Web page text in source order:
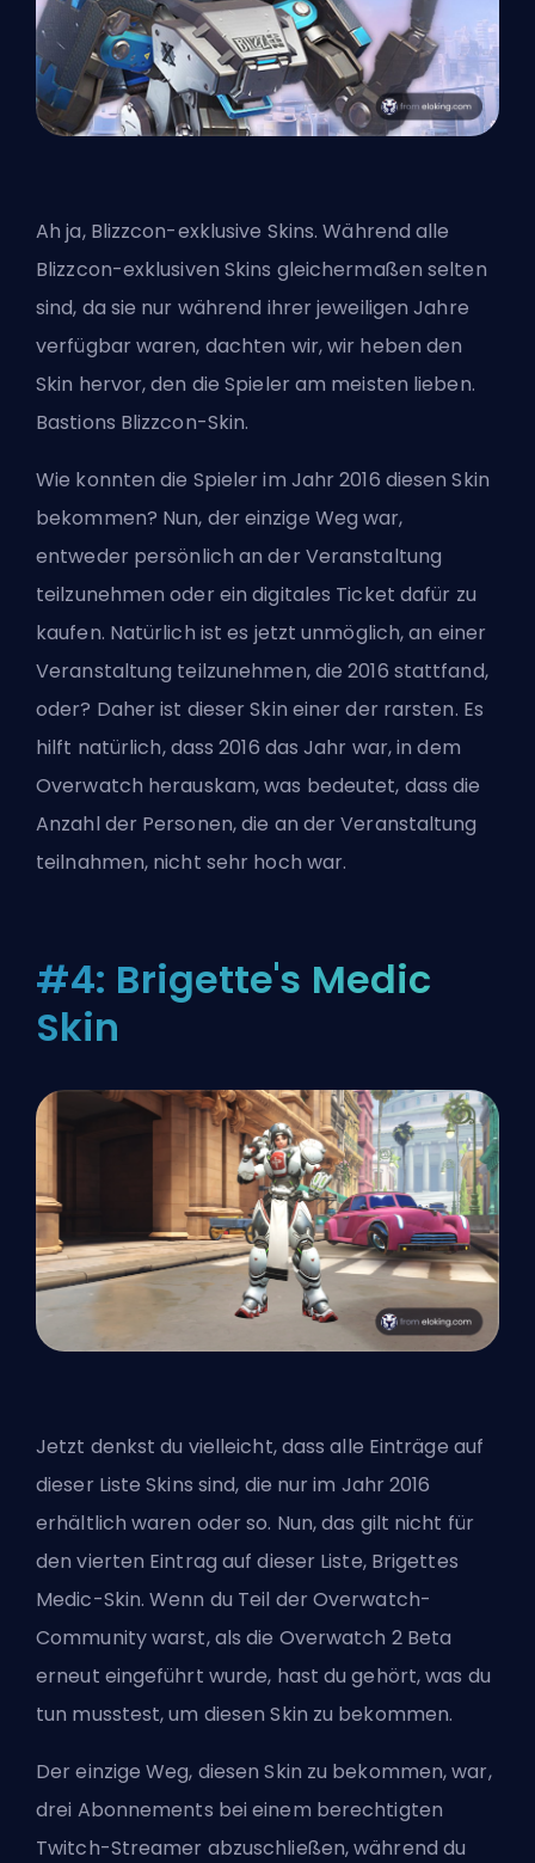
Ah ja, Blizzcon-exklusive Skins. Während alle
Blizzcon-exklusiven Skins gleichermaßen selten
sind, da sie nur während ihrer jeweiligen Jahre
verfügbar waren, dachten wir, wir heben den
Skin hervor, den die Spieler am meisten lieben.
Bastions Blizzcon-Skin.
Wie konnten die Spieler im Jahr 2016 diesen Skin
bekommen? Nun, der einzige Weg war,
entweder persönlich an der Veranstaltung
teilzunehmen oder ein digitales Ticket dafür zu
kaufen. Natürlich ist es jetzt unmöglich, an einer
Veranstaltung teilzunehmen, die 2016 stattfand,
oder? Daher ist dieser Skin einer der rarsten. Es
hilft natürlich, dass 2016 das Jahr war, in dem
Overwatch herauskam, was bedeutet, dass die
Anzahl der Personen, die an der Veranstaltung
teilnahmen, nicht sehr hoch war.
#4: Brigette's Medic
Skin
Jetzt denkst du vielleicht, dass alle Einträge auf
dieser Liste Skins sind, die nur im Jahr 2016
erhältlich waren oder so. Nun, das gilt nicht für
den vierten Eintrag auf dieser Liste, Brigettes
Medic-Skin. Wenn du Teil der Overwatch-
Community warst, als die Overwatch 2 Beta
erneut eingeführt wurde, hast du gehört, was du
tun musstest, um diesen Skin zu bekommen.
Der einzige Weg, diesen Skin zu bekommen, war,
drei Abonnements bei einem berechtigten
Twitch-Streamer abzuschließen, während du